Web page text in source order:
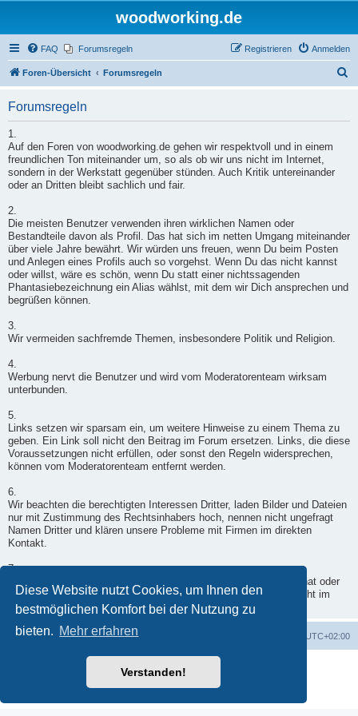
Diese Website nutzt Cookies, um Ihnen den
bestmöglichen Komfort bei der Nutzung zu
bieten. Mehr erfahren
Verstanden!
woodworking.de
FAQ Forumsregeln Anmelden
Registrieren
Foren-Übersicht Forumsregeln
Forumsregeln
1.
Auf den Foren von woodworking.de gehen wir respektvoll und in einem
freundlichen Ton miteinander um, so als ob wir uns nicht im Internet,
sondern in der Werkstatt gegenüber stünden. Auch Kritik untereinander
oder an Dritten bleibt sachlich und fair.
2.
Die meisten Benutzer verwenden ihren wirklichen Namen oder
Bestandteile davon als Profil. Das hat sich im netten Umgang miteinander
über viele Jahre bewährt. Wir würden uns freuen, wenn Du beim Posten
und Anlegen eines Profils auch so vorgehst. Wenn Du das nicht kannst
oder willst, wäre es schön, wenn Du statt einer nichtssagenden
Phantasiebezeichnung ein Alias wählst, mit dem wir Dich ansprechen und
begrüßen können.
3.
Wir vermeiden sachfremde Themen, insbesondere Politik und Religion.
4.
Werbung nervt die Benutzer und wird vom Moderatorenteam wirksam
unterbunden.
5.
Links setzen wir sparsam ein, um weitere Hinweise zu einem Thema zu
geben. Ein Link soll nicht den Beitrag im Forum ersetzen. Links, die diese
Voraussetzungen nicht erfüllen, oder sonst den Regeln widersprechen,
können vom Moderatorenteam entfernt werden.
6.
Wir beachten die berechtigten Interessen Dritter, laden Bilder und Dateien
nur mit Zustimmung des Rechtsinhabers hoch, nennen nicht ungefragt
Namen Dritter und klären unsere Probleme mit Firmen im direkten
Kontakt.
7.
Wenn ein Moderator doch einmal in Deinen Beitrag eingegriffen hat oder
er nicht freigegeben wurde, wende Dich per Kontaktformular - nicht im
Forum - an einen Moderator.
Foren-Übersicht UTC+02:00
Deutsche Übersetzung durch